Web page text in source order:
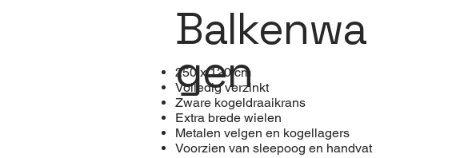
Balkenwa
gen
250 x 120 cm
Volledig verzinkt
Zware kogeldraaikrans
Extra brede wielen
Metalen velgen en kogellagers
Voorzien van sleepoog en handvat